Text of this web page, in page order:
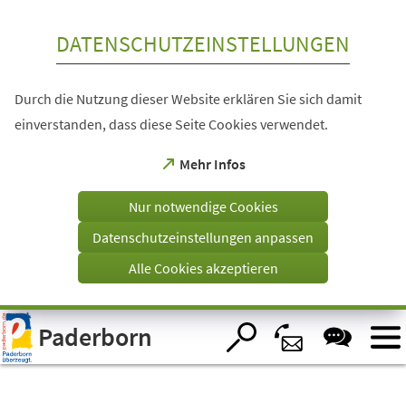
Visuelle
Assistenzsoftware
öffnen.
DATENSCHUTZEINSTELLUNGEN
Durch die Nutzung dieser Website erklären Sie sich damit
einverstanden, dass diese Seite Cookies verwendet.
Mehr Infos
(Öffnet
einem
Tab)
Nur notwendige Cookies
Datenschutzeinstellungen anpassen
Alle Cookies akzeptieren
Paderborn